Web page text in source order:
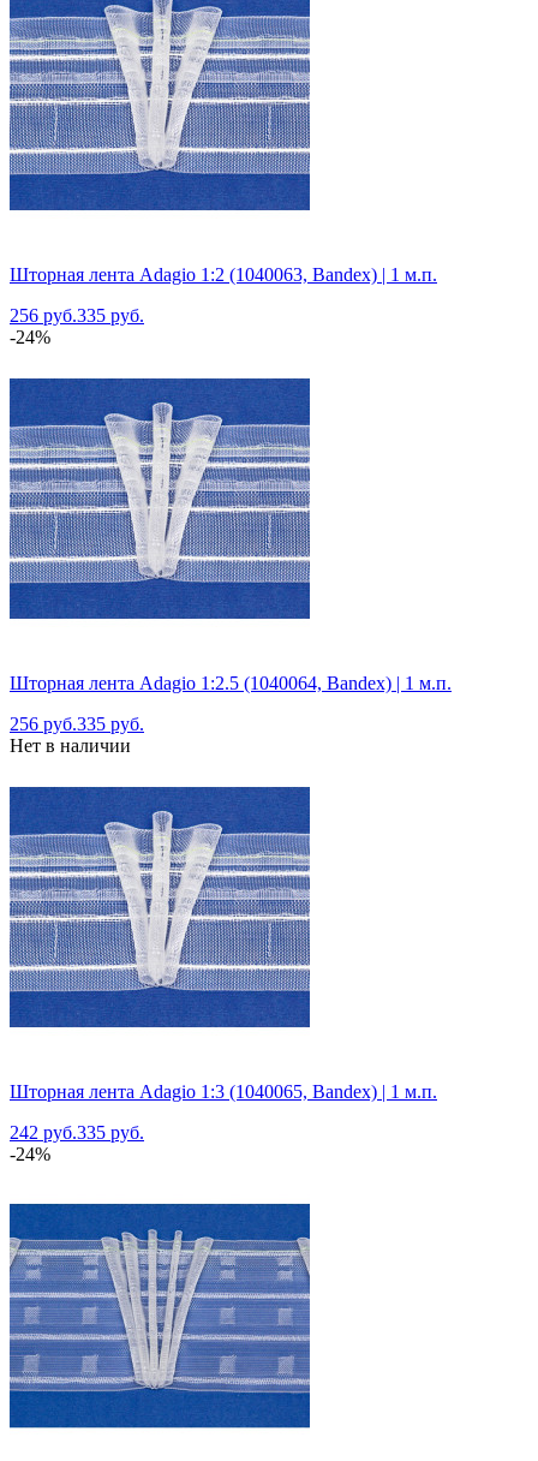
Шторная лента Adagio 1:2 (1040063, Bandex) | 1 м.п.
256 руб.335 руб.
-24%
Шторная лента Adagio 1:2.5 (1040064, Bandex) | 1 м.п.
256 руб.335 руб.
Нет в наличии
Шторная лента Adagio 1:3 (1040065, Bandex) | 1 м.п.
242 руб.335 руб.
-24%